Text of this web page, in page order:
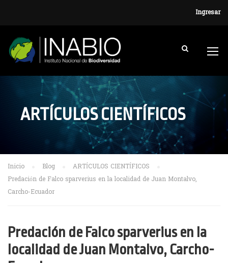
Ingresar
ARTÍCULOS CIENTÍFICOS
Inicio Blog
ARTÍCULOS CIENTÍFICOS
Predación de Falco sparverius en la localidad de Juan Montalvo,
Carcho-Ecuador
Predación de Falco sparverius en la
localidad de Juan Montalvo, Carcho-